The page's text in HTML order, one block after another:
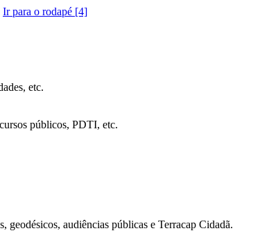
Ir para o rodapé [4]
etc.
públicos, PDTI, etc.
geodésicos, audiências públicas e Terracap Cidadã.